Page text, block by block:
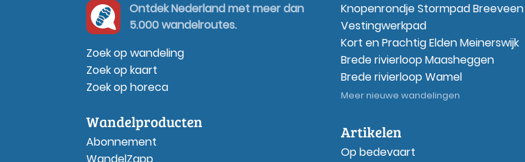
Ontdek Nederland met meer dan
5.000 wandelroutes.
Zoek op wandeling
Zoek op kaart
Zoek op horeca
Wandelproducten
Abonnement
Knopenrondje Stormpad Breeveen
Vestingwerkpad
Kort en Prachtig Elden Meinerswijk
Brede rivierloop Maasheggen
Brede rivierloop Wamel
Meer nieuwe wandelingen
Artikelen
Op bedevaart